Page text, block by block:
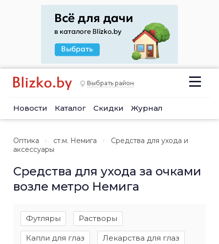
Выбрать район
Новости Каталог Скидки Журнал
Оптика ст.м. Немига
Средства для ухода и
аксессуары
Средства для ухода за очками
возле метро Немига
Футляры Растворы
Капли для глаз Лекарства для глаз